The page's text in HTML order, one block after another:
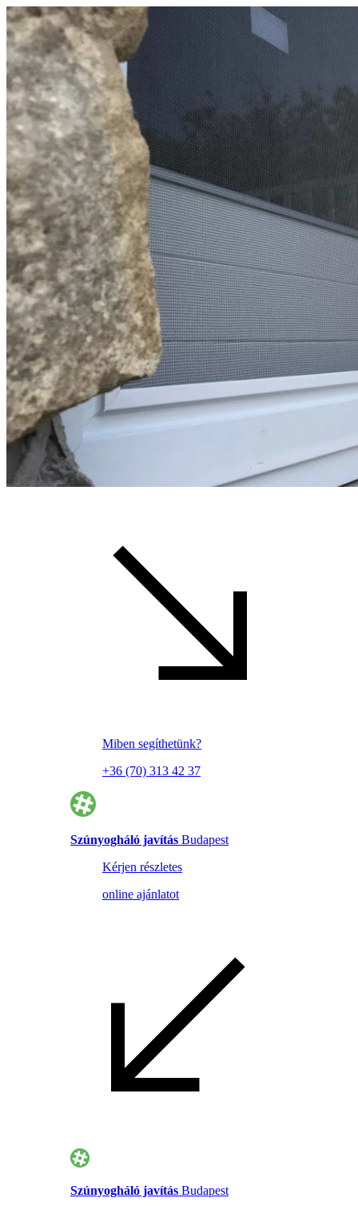
Miben segíthetünk?
+36 (70) 313 42 37
Szúnyogháló javítás Budapest
Kérjen részletes
online ajánlatot
Szúnyogháló javítás Budapest